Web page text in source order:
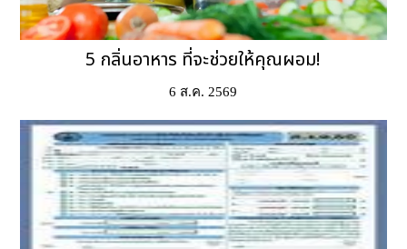
5 กลิ่นอาหาร ที่จะช่วยให้คุณผอม!
6 ส.ค. 2569